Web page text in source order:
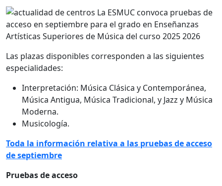
Las plazas disponibles corresponden a las siguientes
especialidades:
Interpretación: Música Clásica y Contemporánea,
Música Antigua, Música Tradicional, y Jazz y Música
Moderna.
Musicología.
Toda la información relativa a las pruebas de acceso
de septiembre
Pruebas de acceso